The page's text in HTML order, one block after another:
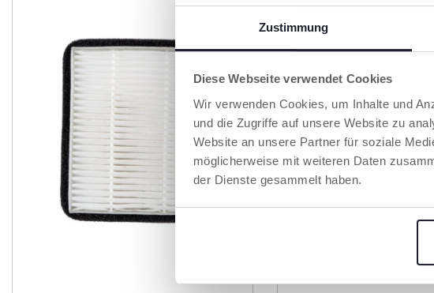
Zustimmung
Diese Webseite verwendet Cookies
Wir verwenden Cookies, um Inhalte und
und die Zugriffe auf unsere Website zu
Website an unsere Partner für soziale
möglicherweise mit weiteren Daten
der Dienste gesammelt haben.